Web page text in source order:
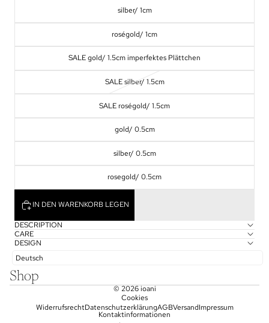
silber/ 1cm
roségold/ 1cm
SALE gold/ 1.5cm imperfektes Plättchen
SALE silber/ 1.5cm
SALE roségold/ 1.5cm
gold/ 0.5cm
silber/ 0.5cm
rosegold/ 0.5cm
IN DEN WARENKORB LEGEN
DESCRIPTION
CARE
DESIGN
Deutsch
Shop
© 2026ioani
Cookies
WiderrufsrechtDatenschutzerklärungAGBVersandImpressum
Kontaktinformationen